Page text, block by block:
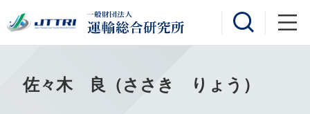
佐々木 良（ささき りょう）